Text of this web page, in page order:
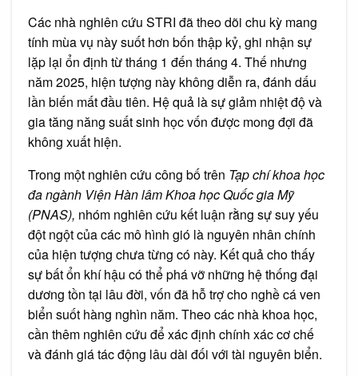
Các nhà nghiên cứu STRI đã theo dõi chu kỳ mang
tính mùa vụ này suốt hơn bốn thập kỷ, ghi nhận sự
lặp lại ổn định từ tháng 1 đến tháng 4. Thế nhưng
năm 2025, hiện tượng này không diễn ra, đánh dấu
lần biến mất đầu tiên. Hệ quả là sự giảm nhiệt độ và
gia tăng năng suất sinh học vốn được mong đợi đã
không xuất hiện.
Trong một nghiên cứu công bố trên Tạp chí khoa học
đa ngành Viện Hàn lâm Khoa học Quốc gia Mỹ
(PNAS), nhóm nghiên cứu kết luận rằng sự suy yếu
đột ngột của các mô hình gió là nguyên nhân chính
của hiện tượng chưa từng có này. Kết quả cho thấy
sự bất ổn khí hậu có thể phá vỡ những hệ thống đại
dương tồn tại lâu đời, vốn đã hỗ trợ cho nghề cá ven
biển suốt hàng nghìn năm. Theo các nhà khoa học,
cần thêm nghiên cứu để xác định chính xác cơ chế
và đánh giá tác động lâu dài đối với tài nguyên biển.